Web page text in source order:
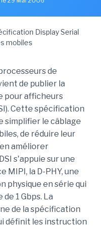
de
de publier la
pour afficheurs
Cette spécification
le câblage
de réduire leur
améliorer
s'appuie sur une
MIPI, la D-PHY, une
physique en série qui
1 Gbps. La
de la spécification
définit les instruction